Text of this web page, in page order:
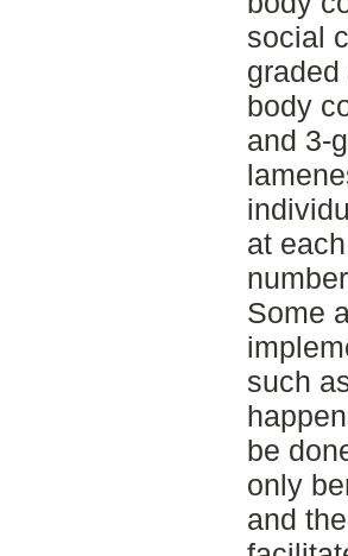
social
body
and 3-
at
Some
such
be
only
and